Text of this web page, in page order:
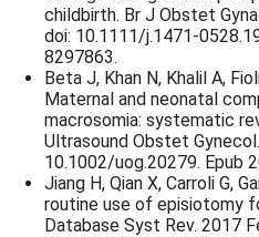
childbirth. Br J Obstet
doi: 10.1111/j.1471-
8297863.
Beta J, Khan N, Khalil A,
Maternal and neonatal
macrosomia: systematic
Ultrasound Obstet
10.1002/uog.20279. Epub
Jiang H, Qian X, Carroli G,
routine use of episiotomy
Database Syst Rev. 2017